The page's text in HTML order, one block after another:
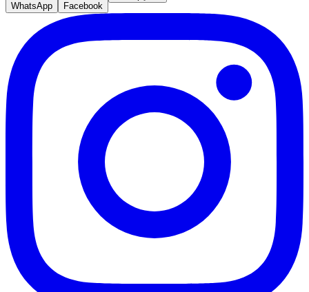
Mirassol
WhatsApp Facebook